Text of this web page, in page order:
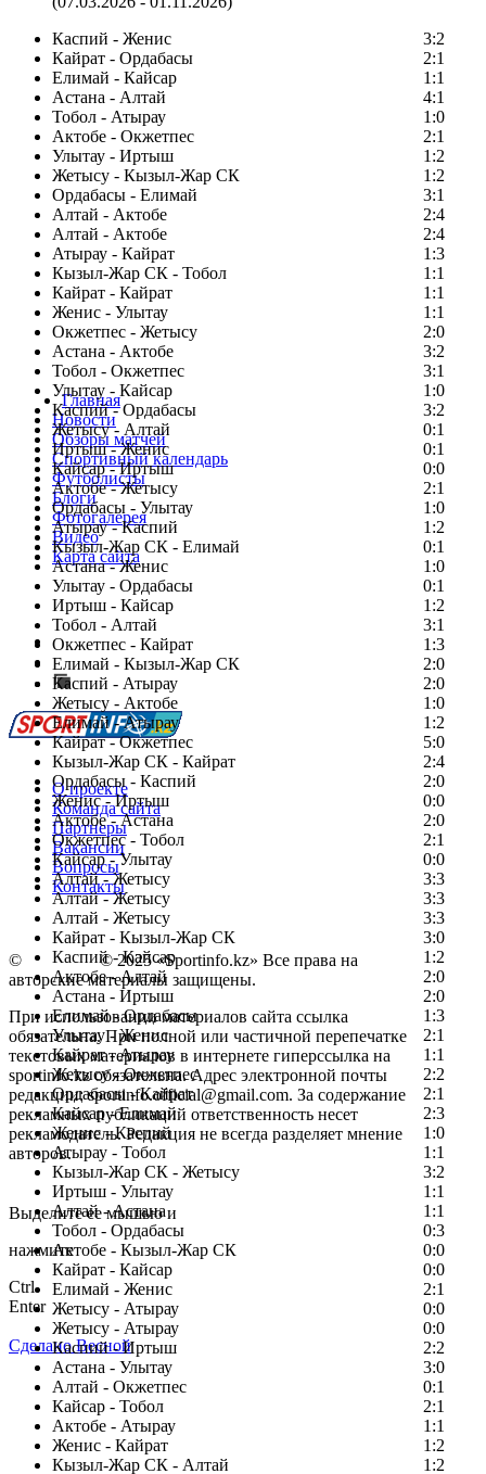
Каспий - Женис
3:2
Кайрат - Ордабасы
2:1
Елимай - Кайсар
1:1
Астана - Алтай
4:1
Тобол - Атырау
1:0
Актобе - Окжетпес
2:1
Улытау - Иртыш
1:2
Жетысу - Кызыл-Жар СК
1:2
Ордабасы - Елимай
3:1
Алтай - Актобе
2:4
Алтай - Актобе
2:4
Атырау - Кайрат
1:3
Кызыл-Жар СК - Тобол
1:1
Кайрат - Кайрат
1:1
Женис - Улытау
1:1
Окжетпес - Жетысу
2:0
Астана - Актобе
3:2
Тобол - Окжетпес
3:1
Улытау - Кайсар
1:0
Каспий - Ордабасы
3:2
Жетысу - Алтай
0:1
Иртыш - Женис
0:1
Кайсар - Иртыш
0:0
Актобе - Жетысу
2:1
Ордабасы - Улытау
1:0
Атырау - Каспий
1:2
Кызыл-Жар СК - Елимай
0:1
Астана - Женис
1:0
Улытау - Ордабасы
0:1
Иртыш - Кайсар
1:2
Тобол - Алтай
3:1
Окжетпес - Кайрат
1:3
Елимай - Кызыл-Жар СК
2:0
Каспий - Атырау
2:0
Жетысу - Актобе
1:0
Елимай - Атырау
1:2
Кайрат - Окжетпес
5:0
Кызыл-Жар СК - Кайрат
2:4
Ордабасы - Каспий
2:0
Женис - Иртыш
0:0
Актобе - Астана
2:0
Окжетпес - Тобол
2:1
Кайсар - Улытау
0:0
Алтай - Жетысу
3:3
Алтай - Жетысу
3:3
Алтай - Жетысу
3:3
Кайрат - Кызыл-Жар СК
3:0
Каспий - Кайсар
1:2
Актобе - Алтай
2:0
Астана - Иртыш
2:0
Елимай - Ордабасы
1:3
Улытау - Женис
2:1
Кайрат - Атырау
1:1
Жетысу - Окжетпес
2:2
Ордабасы - Кайрат
2:1
Кайсар - Елимай
2:3
Женис - Каспий
1:0
Атырау - Тобол
1:1
Кызыл-Жар СК - Жетысу
3:2
Иртыш - Улытау
1:1
Алтай - Астана
1:1
Тобол - Ордабасы
0:3
Актобе - Кызыл-Жар СК
0:0
Кайрат - Кайсар
0:0
Елимай - Женис
2:1
Жетысу - Атырау
0:0
Жетысу - Атырау
0:0
Каспий - Иртыш
2:2
Астана - Улытау
3:0
Алтай - Окжетпес
0:1
Кайсар - Тобол
2:1
Актобе - Атырау
1:1
Женис - Кайрат
1:2
Кызыл-Жар СК - Алтай
1:2
Главная
Новости
Обзоры матчей
Спортивный календарь
Футболисты
Блоги
Фотогалерея
Видео
Карта сайта
Есть идея?
Сообщить о мероприятии
Перейти на старый сайт
О проекте
Команда сайта
Партнеры
Вакансии
Вопросы
Контакты
© Copyright© 2025 «Sportinfo.kz» Все права на
авторские материалы защищены.
При использовании материалов сайта ссылка
обязательна. При полной или частичной перепечатке
текстовых материалов в интернете гиперссылка на
sportinfo.kz обязательна. Адрес электронной почты
редакции: sportinfo.official@gmail.com. За содержание
рекламных публикаций ответственность несет
рекламодатель. Редакция не всегда разделяет мнение
авторов.
Заметили ошибку в тексте?
Выделите ее мышью и
нажмите
Ctrl
Enter
Сделано Весной